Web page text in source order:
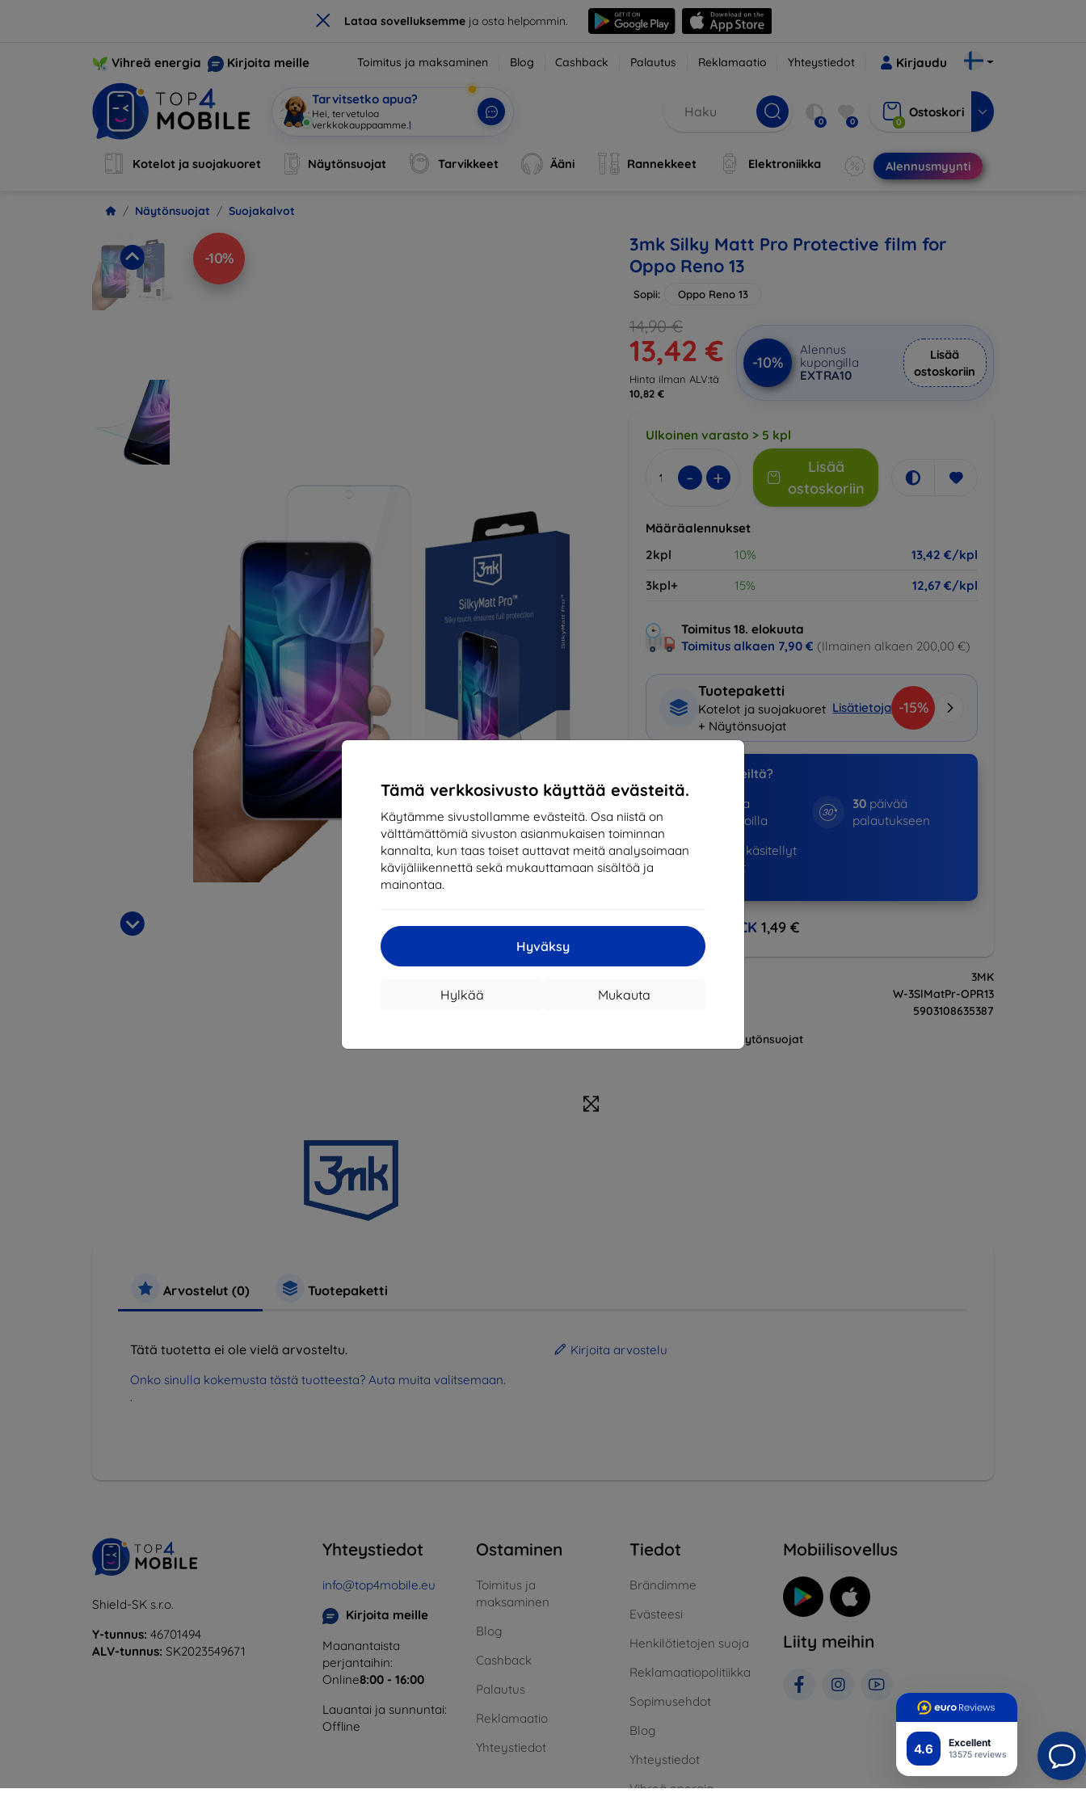
× Lataa sovelluksemmeja osta helpommin.
4.6 Excellent
13575 reviews
Tämä verkkosivusto käyttää evästeitä.
Käytämme sivustollamme evästeitä. Osa niistä on
välttämättömiä sivuston asianmukaisen toiminnan
kannalta, kun taas toiset auttavat meitä analysoimaan
kävijäliikennettä sekä mukauttamaan sisältöä ja
mainontaa.
Hyväksy
Mukauta
Hylkää
Vihreä energia Kirjoita meille Toimitus ja maksaminen Blog Cashback Palautus Reklamaatio Yhteystiedot Kirjaudu
Tarvitsetko apua?
Hei, tervetuloa
verkkokauppaamme. | 0 0 0
Ostoskori
Kotelot ja suojakuoret Näytönsuojat Tarvikkeet Ääni Rannekkeet Elektroniikka Alennusmyynti
Näytönsuojat Suojakalvot
-10%
3mk Silky Matt Pro Protective film for
Oppo Reno 13
Sopii: Oppo Reno 13
14,90 €
13,42 €
Hinta ilman ALV:tä
10,82 €
-10%
Alennus
kupongilla
EXTRA10
Lisää
ostoskoriin
Ulkoinen varasto > 5 kpl
- +
Lisää
ostoskoriin
Määräalennukset
2kpl
10%
13,42 €/kpl
3kpl+
15% 12,67 €/kpl
Toimitus 18. elokuuta
Toimitus alkaen 7,90 € (Ilmainen alkaen 200,00 €)
Tuotepaketti
Kotelot ja suojakuoret
+ Näytönsuojat
Lisätietoja -15%
Miksi ostaa meiltä?
vuotta
markkinoilla
30päivää
palautukseen
käsitellyt
tilaukset
CASHBACK 1,49 €
3MK
Tuotenumero
W-3SlMatPr-OPR13
5903108635387
Näytönsuojat
Arvostelut (0) Tuotepaketti
Tätä tuotetta ei ole vielä arvosteltu.
Onko sinulla kokemusta tästä tuotteesta? Auta muita valitsemaan.
.
Kirjoita arvostelu
Shield-SK s.r.o.
Y-tunnus: 46701494
ALV-tunnus: SK2023549671
Yhteystiedot
info@top4mobile.eu
Kirjoita meille
Maanantaista
perjantaihin:
Online8:00 - 16:00
Lauantai ja sunnuntai:
Offline
Ostaminen
Toimitus ja
maksaminen
Blog
Cashback
Palautus
Reklamaatio
Yhteystiedot
Tiedot
Brändimme
Evästeesi
Henkilötietojen suoja
Reklamaatiopolitiikka
Sopimusehdot
Blog
Yhteystiedot
Vihreä energia
Mobiilisovellus
Liity meihin